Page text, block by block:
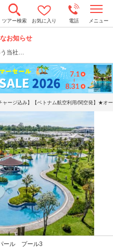
ツアー検索 お気に入り 電話 メニュー
お知らせ
う当社…
o
n
a
v
i
g
ャージ込み】【ベトナム航空利用/関空発】★
ール プール3